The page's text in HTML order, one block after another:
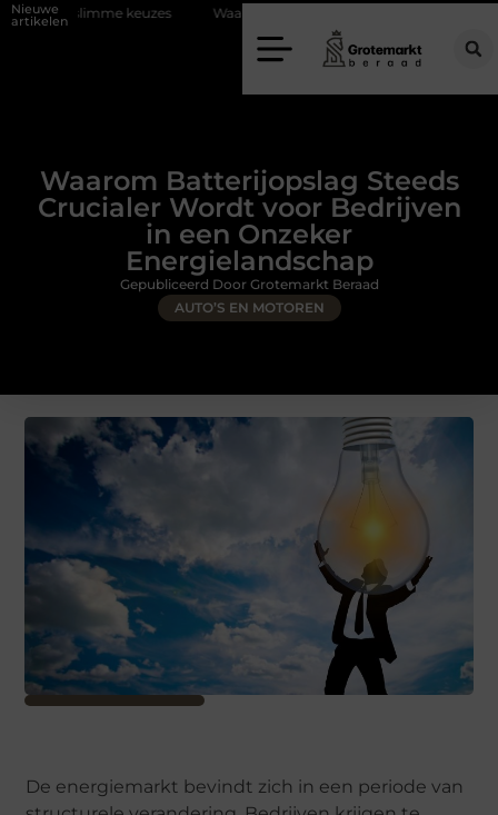
Nieuwe
artikelen Waarom kiezen voor een rijschool in Utrecht?
Waarom Batterijopslag Steeds
Crucialer Wordt voor Bedrijven
in een Onzeker
Energielandschap
AUTO’S EN MOTOREN
Gepubliceerd Door Grotemarkt Beraad
De energiemarkt bevindt zich in een periode van